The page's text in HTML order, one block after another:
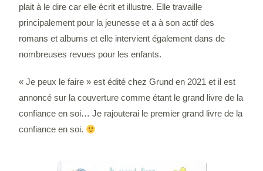
plait à le dire car elle écrit et illustre. Elle travaille
principalement pour la jeunesse et a à son actif des
romans et albums et elle intervient également dans de
nombreuses revues pour les enfants.
« Je peux le faire » est édité chez Grund en 2021 et il est
annoncé sur la couverture comme étant le grand livre de la
confiance en soi… Je rajouterai le premier grand livre de la
confiance en soi.